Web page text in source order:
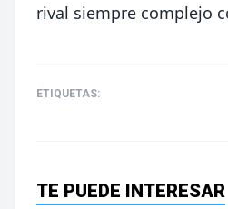
rival siempre complejo
ETIQUETAS:
TE PUEDE INTERESAR